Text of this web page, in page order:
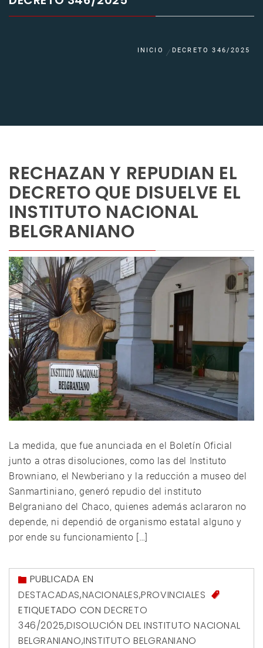
INICIO DECRETO 346/2025
RECHAZAN Y REPUDIAN EL
DECRETO QUE DISUELVE EL
INSTITUTO NACIONAL
BELGRANIANO
La medida, que fue anunciada en el Boletín Oficial
junto a otras disoluciones, como las del Instituto
Browniano, el Newberiano y la reducción a museo del
Sanmartiniano, generó repudio del instituto
Belgraniano del Chaco, quienes además aclararon no
depende, ni dependió de organismo estatal alguno y
por ende su funcionamiento […]
PUBLICADA EN
DESTACADAS,NACIONALES,PROVINCIALES
ETIQUETADO CON DECRETO
346/2025,DISOLUCIÓN DEL INSTITUTO NACIONAL
BELGRANIANO,INSTITUTO BELGRANIANO